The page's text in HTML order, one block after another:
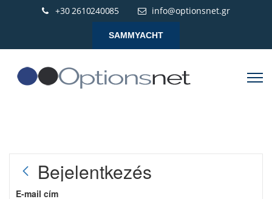
+30 2610240085 info@optionsnet.gr
SAMMYACHT
Bejelentkezés
E-mail cím